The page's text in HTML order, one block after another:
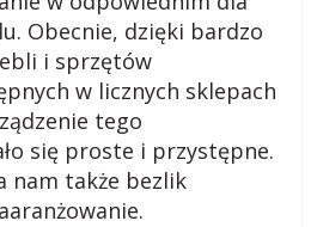
Obecnie, dzięki bardzo
i sprzętów
w licznych sklepach
tego
się proste i przystępne.
nam także bezlik